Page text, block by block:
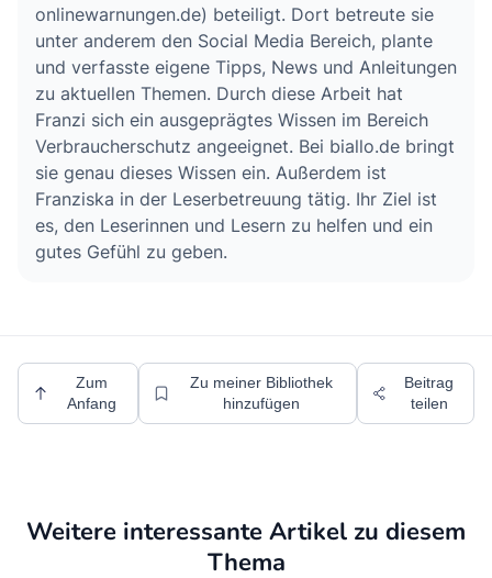
onlinewarnungen.de) beteiligt. Dort betreute sie
unter anderem den Social Media Bereich, plante
und verfasste eigene Tipps, News und Anleitungen
zu aktuellen Themen. Durch diese Arbeit hat
Franzi sich ein ausgeprägtes Wissen im Bereich
Verbraucherschutz angeeignet. Bei biallo.de bringt
sie genau dieses Wissen ein. Außerdem ist
Franziska in der Leserbetreuung tätig. Ihr Ziel ist
es, den Leserinnen und Lesern zu helfen und ein
gutes Gefühl zu geben.
Zum
Anfang
Zu meiner Bibliothek
hinzufügen
Beitrag
teilen
Weitere interessante Artikel zu diesem
Thema